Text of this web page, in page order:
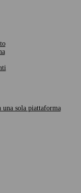
sola piattaforma